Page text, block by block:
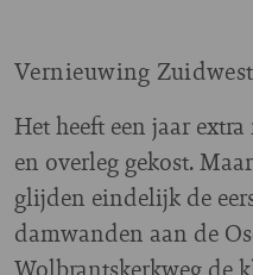
Vernieuwing
Het heeft een jaar
en overleg gekost.
glijden eindelijk de
damwanden aan de